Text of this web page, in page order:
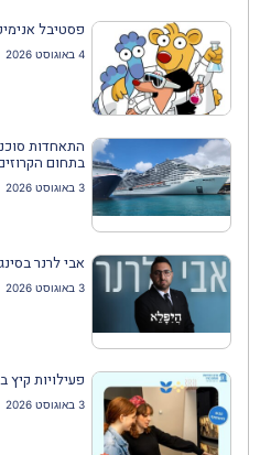
פסטיבל
4 באוגוסט 2026
התאחדות
בתחום
3 באוגוסט 2026
אבי לרנר
3 באוגוסט 2026
פעילויות קיץ
3 באוגוסט 2026